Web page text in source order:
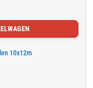
10x12m